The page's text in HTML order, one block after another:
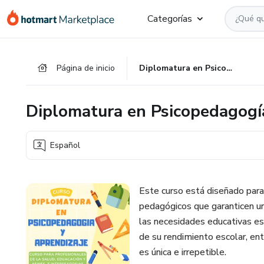
Categorías
Página de inicio Diplomatura en Psicopedagogía y Aprendizaje
Diplomatura en
Español
Este curso está diseñado
pedagógicos que garanticen
las necesidades educativas
de su rendimiento escolar,
es única e irrepetible.